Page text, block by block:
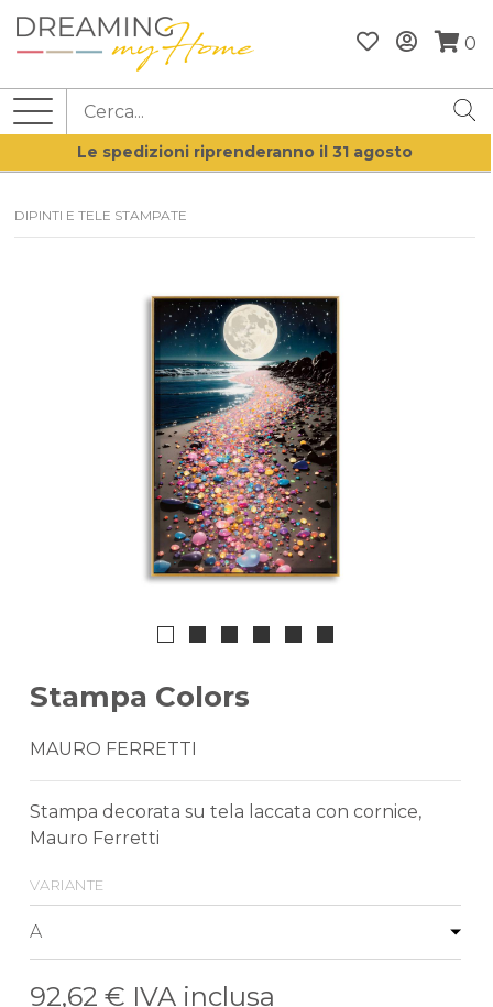
0
Le spedizioni riprenderanno il 31 agosto
DIPINTI E TELE STAMPATE
Stampa Colors
MAURO FERRETTI
Stampa decorata su tela laccata con cornice,
Mauro Ferretti
variante
92,62 € IVA inclusa